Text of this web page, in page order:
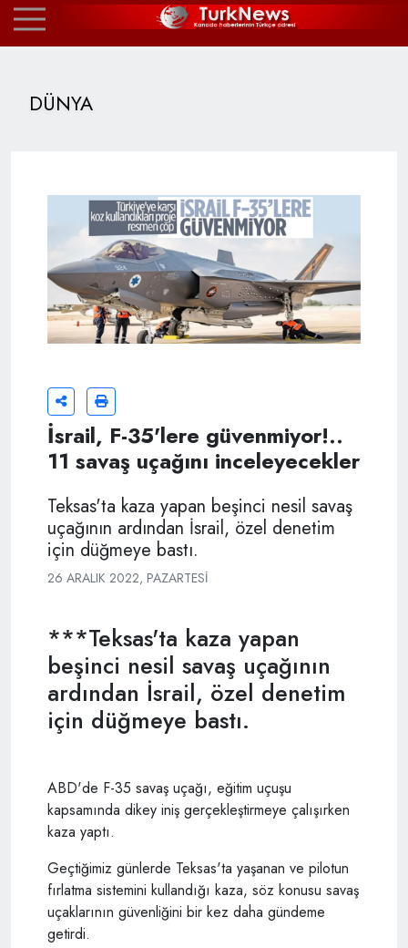
DÜNYA
İsrail, F-35'lere güvenmiyor!..
11 savaş uçağını inceleyecekler
Teksas'ta kaza yapan beşinci nesil savaş
uçağının ardından İsrail, özel denetim
için düğmeye bastı.
26 ARALIK 2022, PAZARTESI
***Teksas'ta kaza yapan
beşinci nesil savaş uçağının
ardından İsrail, özel denetim
için düğmeye bastı.
ABD'de F-35 savaş uçağı, eğitim uçuşu
kapsamında dikey iniş gerçekleştirmeye çalışırken
kaza yaptı.
Geçtiğimiz günlerde Teksas'ta yaşanan ve pilotun
fırlatma sistemini kullandığı kaza, söz konusu savaş
uçaklarının güvenliğini bir kez daha gündeme
getirdi.